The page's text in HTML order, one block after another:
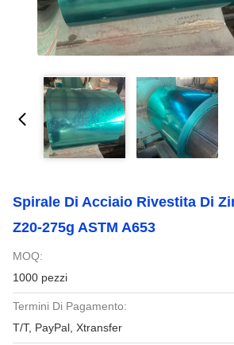
Spirale Di Acciaio Rivestita Di
Z20-275g ASTM A653
MOQ:
1000 pezzi
Termini Di Pagamento:
T/T, PayPal, Xtransfer